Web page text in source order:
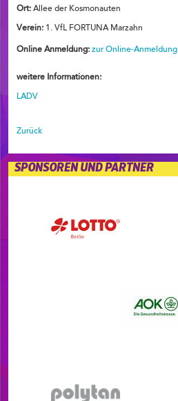
Ort: Allee der Kosmonauten
Verein: 1. VfL FORTUNA Marzahn
Online Anmeldung: zur Online-Anmeldung
weitere Informationen:
LADV
Zurück
SPONSOREN UND PARTNER